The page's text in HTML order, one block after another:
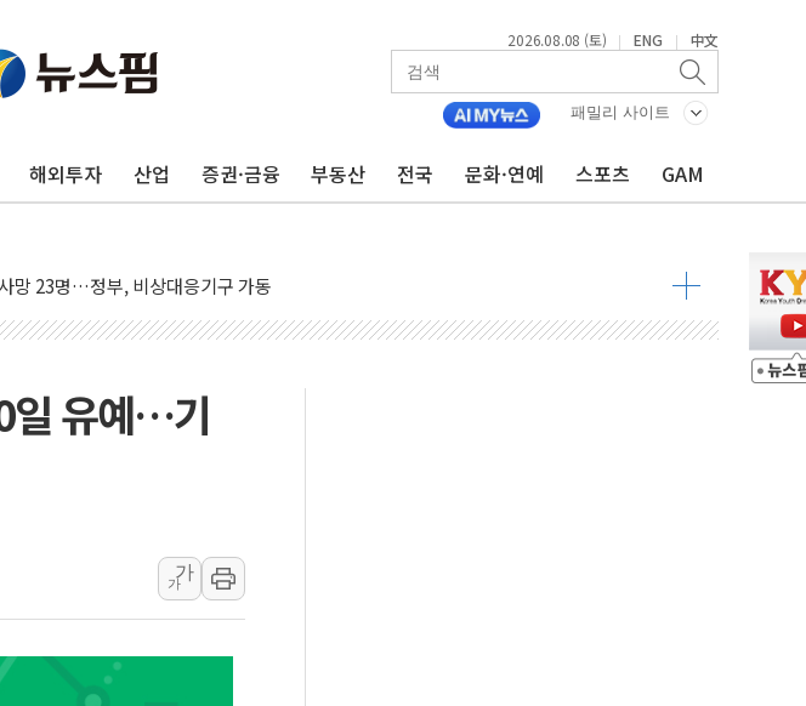
2026.08.08 (토) | ENG | 中文
패밀리 사이트
해외투자 산업 증권·금융 부동산 전국 문화·연예 스포츠 GAM
토 지시…與 "적극 환영"·野 "졸속 국정"
망 23명…정부, 비상대응기구 가동
도 베이징도 부동산 규제 철폐
멍' 운영…페르세우스 유성우 관측
당 50mm 이상 폭우…호우경보 발효
간당 20~30mm 강한 비...가뭄 해소될 듯
…내륙 곳곳 소나기
청주·진천 35도, 곳곳 소나기
일 유예…기
가
가